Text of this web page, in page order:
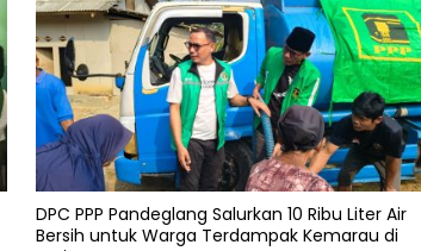
DPC PPP Pandeglang Salurkan 10 Ribu Liter Air
Bersih untuk Warga Terdampak Kemarau di